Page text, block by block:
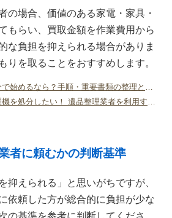
の場合、価値のある家電・家具・
もらい、買取金額を作業費用から
な負担を抑えられる場合がありま
りを取ることをおすすめします。
遺品整理を自分で始めるなら？手順・重要書類の整理と安全な保管方法を徹底解説
遺品整理で洗濯機を処分したい！ 遺品整理業者を利用するメリットは？
者に頼むかの判断基準
抑えられる」と思いがちですが、
依頼した方が総合的に負担が少な
の基準を参考に判断してくださ